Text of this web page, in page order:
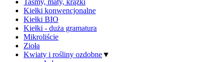
Taśmy, maty, krążki
Kiełki konwencjonalne
Kiełki BIO
Kiełki - duża gramatura
Mikroliście
Zioła
Kwiaty i rośliny ozdobne▼